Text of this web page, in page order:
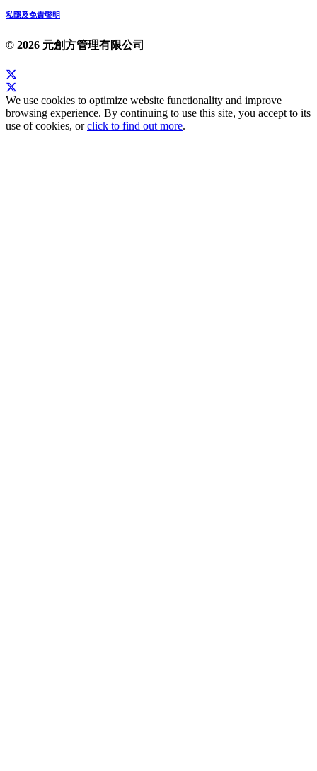
私隱及免責聲明
© 2026 元創方管理有限公司
We use cookies to optimize website functionality and improve
browsing experience. By continuing to use this site, you accept to its
use of cookies, orclick to find out more.